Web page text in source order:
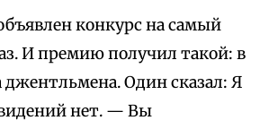
конкурс на самый
И премию получил такой: в
джентльмена. Один сказал: Я
нет. — Вы